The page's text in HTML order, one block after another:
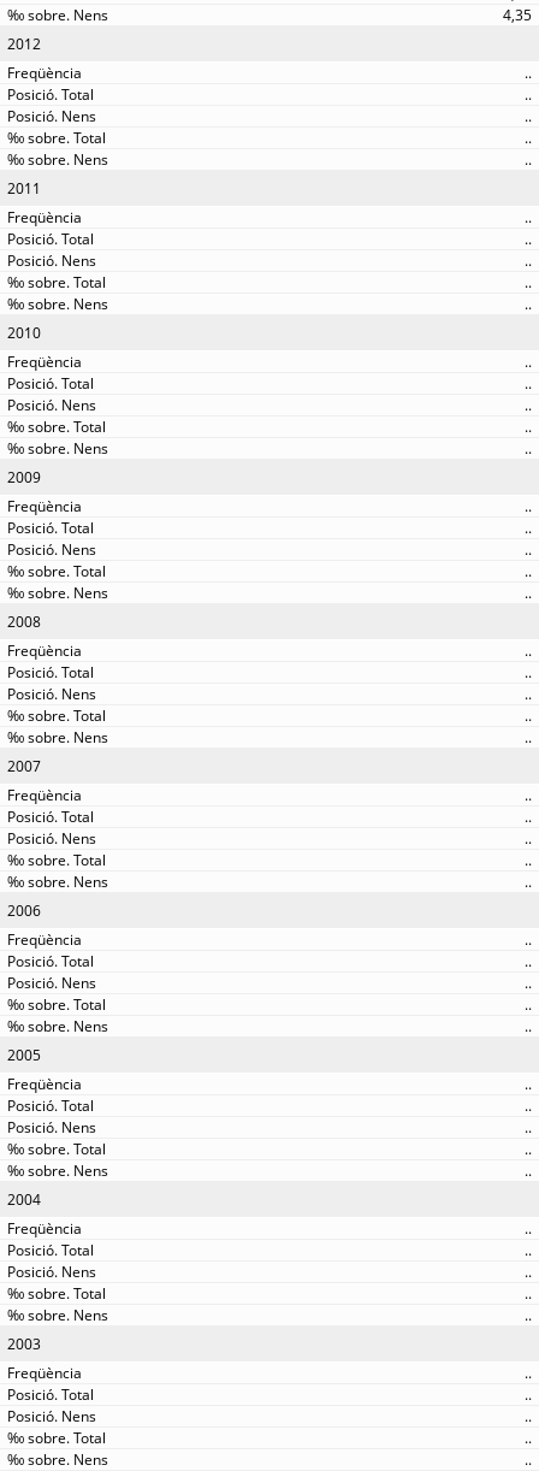
4,35
2012
..
..
..
..
..
2011
..
..
..
..
..
2010
..
..
..
..
..
2009
..
..
..
..
..
2008
..
..
..
..
..
2007
..
..
..
..
..
2006
..
..
..
..
..
2005
..
..
..
..
..
2004
..
..
..
..
..
2003
..
..
..
..
..